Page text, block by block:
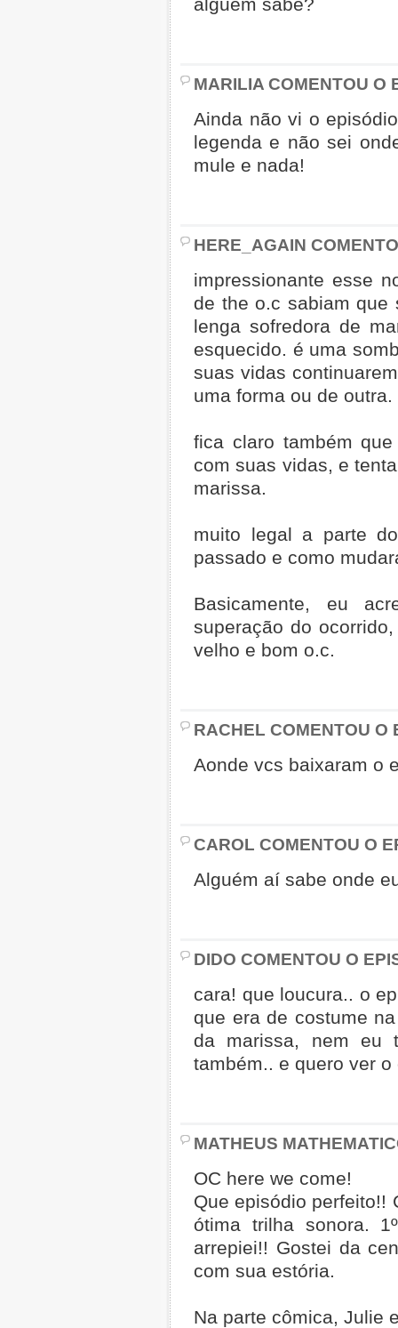
MARILIA COMENTOU O
Ainda não vi o
legenda e não sei
mule e nada!
HERE_AGAIN
impressionante esse
de the o.c sabiam que
lenga sofredora de
esquecido. é uma
suas vidas
uma forma ou de outra.
fica claro também
com suas vidas, e
marissa.
muito legal a parte
passado e como
Basicamente, eu
superação do
velho e bom o.c.
RACHEL COMENTOU O
Aonde vcs baixaram o
CAROL COMENTOU O
Alguém aí sabe onde
DIDO COMENTOU O
cara! que loucura.. o
que era de costume
da marissa, nem eu
também.. e quero ver
MATHEUS
OC here we come!
Que episódio perfeito!!
ótima trilha sonora.
arrepiei!! Gostei da
com sua estória.
Na parte cômica, Julie